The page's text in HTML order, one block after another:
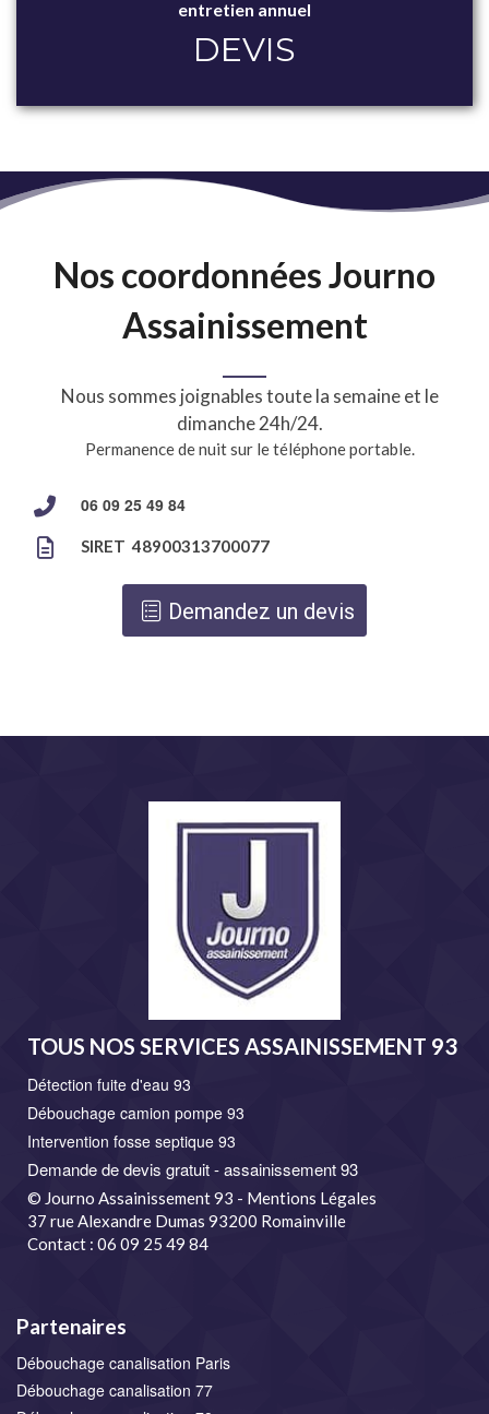
entretien annuel
DEVIS
Nos coordonnées Journo
Assainissement
Nous sommes joignables toute la semaine et le
dimanche 24h/24.
Permanence de nuit sur le téléphone portable.
06 09 25 49 84
SIRET 48900313700077
Demandez un devis
TOUS NOS SERVICES ASSAINISSEMENT 93
Détection fuite d'eau 93
Débouchage camion pompe 93
Intervention fosse septique 93
Demande de devis gratuit - assainissement 93
© Journo Assainissement 93 - Mentions Légales
37 rue Alexandre Dumas 93200 Romainville
Contact : 06 09 25 49 84
Partenaires
Débouchage canalisation Paris
Débouchage canalisation 77